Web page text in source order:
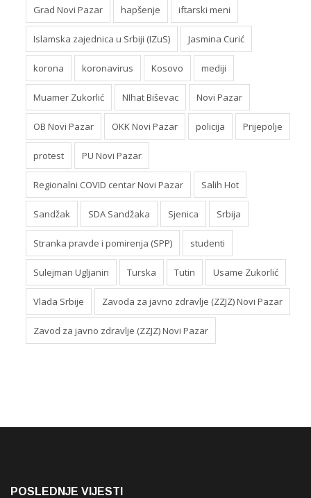
Grad Novi Pazar hapšenje iftarski meni
Islamska zajednica u Srbiji (IZuS) Jasmina Curić
korona koronavirus Kosovo mediji
Muamer Zukorlić NIhat Biševac Novi Pazar
OB Novi Pazar OKK Novi Pazar policija Prijepolje
protest PU Novi Pazar
Regionalni COVID centar Novi Pazar Salih Hot
Sandžak SDA Sandžaka Sjenica Srbija
Stranka pravde i pomirenja (SPP) studenti
Sulejman Ugljanin Turska Tutin Usame Zukorlić
Vlada Srbije Zavoda za javno zdravlje (ZZJZ) Novi Pazar
Zavod za javno zdravlje (ZZJZ) Novi Pazar
POSLEDNJE VIJESTI